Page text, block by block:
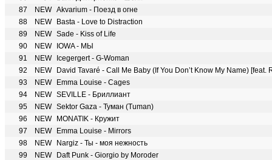
87
NEW Akvarium - Поезд в огне
88
NEW
Basta - Love to Distraction
89
NEW Sade - Kiss of Life
90
NEW
IOWA - МЫ
91
NEW
Icegergert - G-Woman
92
NEW
David Tavaré - Call Me Baby (If You Don’t Know My Name) [feat.
93
NEW
Emma Louise - Cages
94
NEW SEVILLE - Бриллиант
95
NEW Sektor Gaza - Туман (Tuman)
96
NEW
MONATIK - Кружит
97
NEW
Emma Louise - Mirrors
98
NEW
Nargiz - Ты - моя нежность
99
NEW
Daft Punk - Giorgio by Moroder